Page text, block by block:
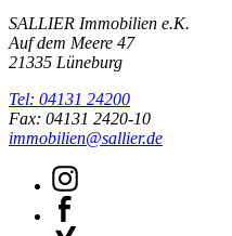
SALLIER Immobilien e.K.
Auf dem Meere 47
21335 Lüneburg
Tel: 04131 24200
Fax: 04131 2420-10
immobilien@sallier.de